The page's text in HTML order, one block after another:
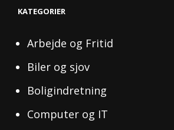
KATEGORIER
Arbejde og Fritid
Biler og sjov
Boligindretning
Computer og IT